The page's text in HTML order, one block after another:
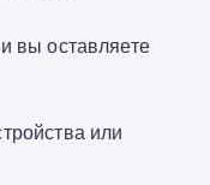
вы оставляете
или